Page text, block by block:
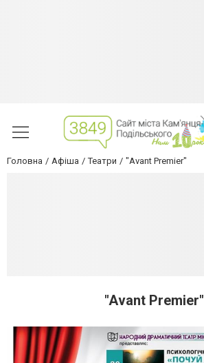
Головна Афіша Театри "Avant Premier"
"Avant Premier"